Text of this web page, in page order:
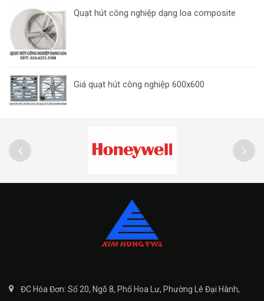
Quạt hút công nghiệp dạng loa composite
Giá quạt hút công nghiệp 600x600
ĐC Hóa Đơn: Số 20, Ngõ 8, Phố Hoa Lư, Phường Lê Đại Hành,